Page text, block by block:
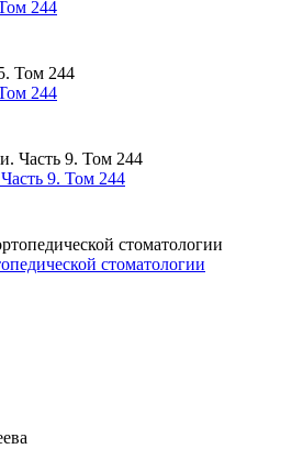
244
244
9. Том 244
стоматологии